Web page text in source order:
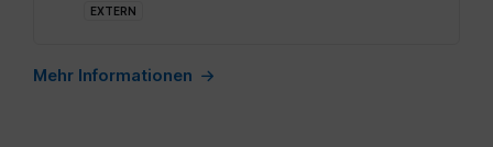
EXTERN
Mehr Informationen